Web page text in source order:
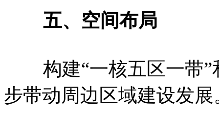
五、空间布局
构建“一核五区一带”
步带动周边区域建设发展